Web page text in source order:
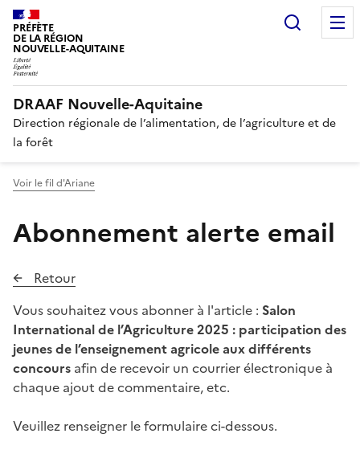
PRÉFÈTE
DE LA RÉGION
NOUVELLE-AQUITAINE
DRAAF Nouvelle-Aquitaine
Direction régionale de l’alimentation, de l’agriculture et de
la forêt
Voir le fil d'Ariane
Abonnement alerte email
Retour
Vous souhaitez vous abonner à l'article : Salon
International de l’Agriculture 2025 : participation des
jeunes de l’enseignement agricole aux différents
concours afin de recevoir un courrier électronique à
chaque ajout de commentaire, etc.
Veuillez renseigner le formulaire ci-dessous.